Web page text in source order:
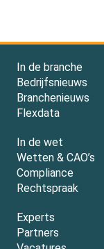
In de branche
Bedrijfsnieuws
Branchenieuws
Flexdata
In de wet
Wetten & CAO’s
Compliance
Rechtspraak
Experts
Partners